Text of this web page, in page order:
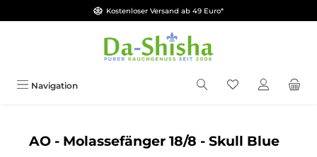
Zum Hauptinhalt springenKostenloser Versand ab 49 Euro*
Navigation Du hast 0
AO - Molassefänger 18/8 - Skull Blue